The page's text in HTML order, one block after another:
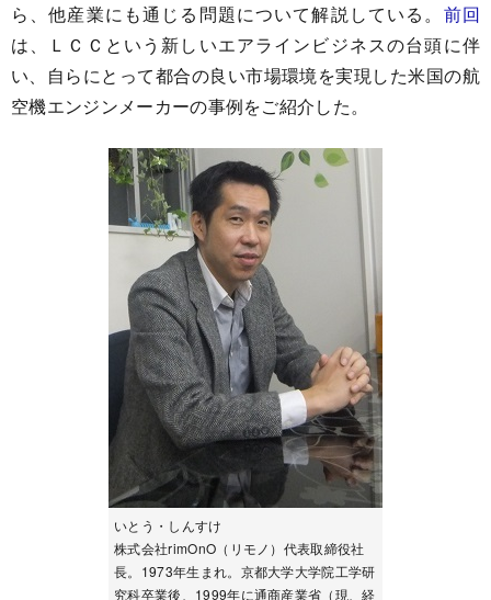
ら、他産業にも通じる問題について解説している。 前回
は、ＬＣＣという新しいエアラインビジネスの台頭に伴
い、自らにとって都合の良い市場環境を実現した米国の航
空機エンジンメーカーの事例をご紹介した。
いとう・しんすけ
株式会社rimOnO（リモノ）代表取締役社
長。1973年生まれ。京都大学大学院工学研
究科卒業後、1999年に通商産業省（現、経